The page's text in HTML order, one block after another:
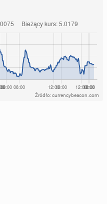
Źródło: currencybeacon.com